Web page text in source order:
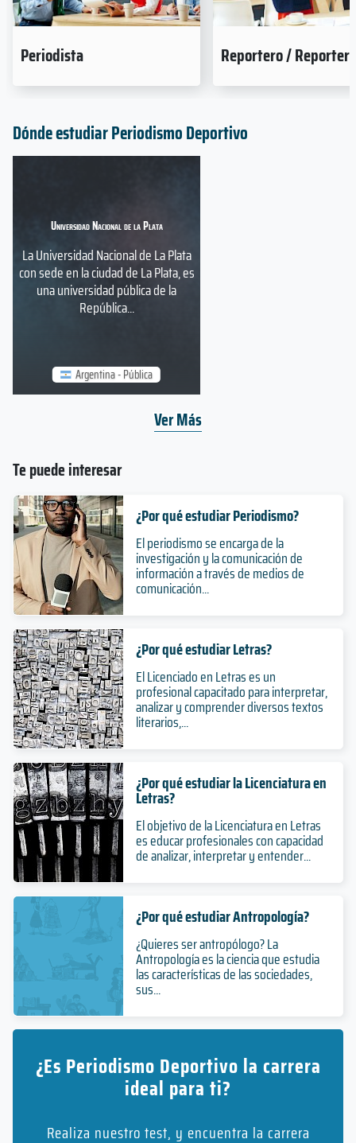
Periodista Reportero / Reportera
Te puede interesar
¿Por qué estudiar Periodismo?
El periodismo se encarga de la
investigación y la comunicación de
información a través de medios de
comunicación...
¿Por qué estudiar Letras?
El Licenciado en Letras es un
profesional capacitado para interpretar,
analizar y comprender diversos textos
literarios,...
¿Por qué estudiar la Licenciatura en
Letras?
El objetivo de la Licenciatura en Letras
es educar profesionales con capacidad
de analizar, interpretar y entender...
¿Por qué estudiar Antropología?
¿Quieres ser antropólogo? La
Antropología es la ciencia que estudia
las características de las sociedades,
sus...
¿Es Periodismo Deportivo la carrera
ideal para ti?
Realiza nuestro test, y encuentra la carrera
Dónde estudiar Periodismo Deportivo
Argentina - Pública
Universidad Nacional de la Plata
La Universidad Nacional de La Plata
con sede en la ciudad de La Plata, es
una universidad pública de la
República...
Ver Más